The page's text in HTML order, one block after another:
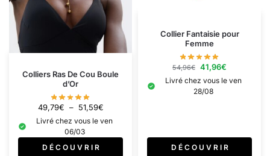
Colliers Ras De Cou Boule
d’Or
49,79€ – 51,59€
Livré chez vous le ven
06/03
D É C O U V R I R
Collier Fantaisie pour
Femme
54,96€ 41,96€
Livré chez vous le ven
28/08
D É C O U V R I R